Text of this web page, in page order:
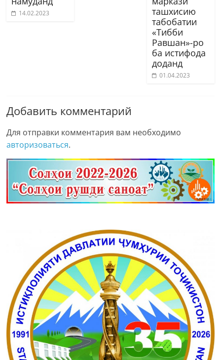
14.02.2023
ташхисию
табобатии
«Тибби
Равшан»-ро
ба истифода
доданд
01.04.2023
Добавить комментарий
Для отправки комментария вам необходимо
авторизоваться.